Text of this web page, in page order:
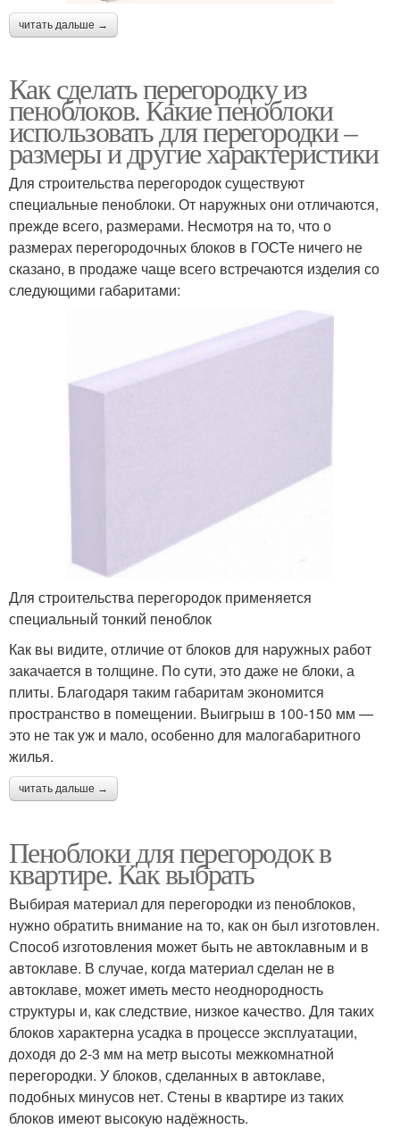
читать дальше →
Как сделать перегородку из
пеноблоков. Какие пеноблоки
использовать для перегородки –
размеры и другие характеристики
Для строительства перегородок существуют
специальные пеноблоки. От наружных они отличаются,
прежде всего, размерами. Несмотря на то, что о
размерах перегородочных блоков в ГОСТе ничего не
сказано, в продаже чаще всего встречаются изделия со
следующими габаритами:
Для строительства перегородок применяется
специальный тонкий пеноблок
Как вы видите, отличие от блоков для наружных работ
закачается в толщине. По сути, это даже не блоки, а
плиты. Благодаря таким габаритам экономится
пространство в помещении. Выигрыш в 100-150 мм —
это не так уж и мало, особенно для малогабаритного
жилья.
читать дальше →
Пеноблоки для перегородок в
квартире. Как выбрать
Выбирая материал для перегородки из пеноблоков,
нужно обратить внимание на то, как он был изготовлен.
Способ изготовления может быть не автоклавным и в
автоклаве. В случае, когда материал сделан не в
автоклаве, может иметь место неоднородность
структуры и, как следствие, низкое качество. Для таких
блоков характерна усадка в процессе эксплуатации,
доходя до 2-3 мм на метр высоты межкомнатной
перегородки. У блоков, сделанных в автоклаве,
подобных минусов нет. Стены в квартире из таких
блоков имеют высокую надёжность.